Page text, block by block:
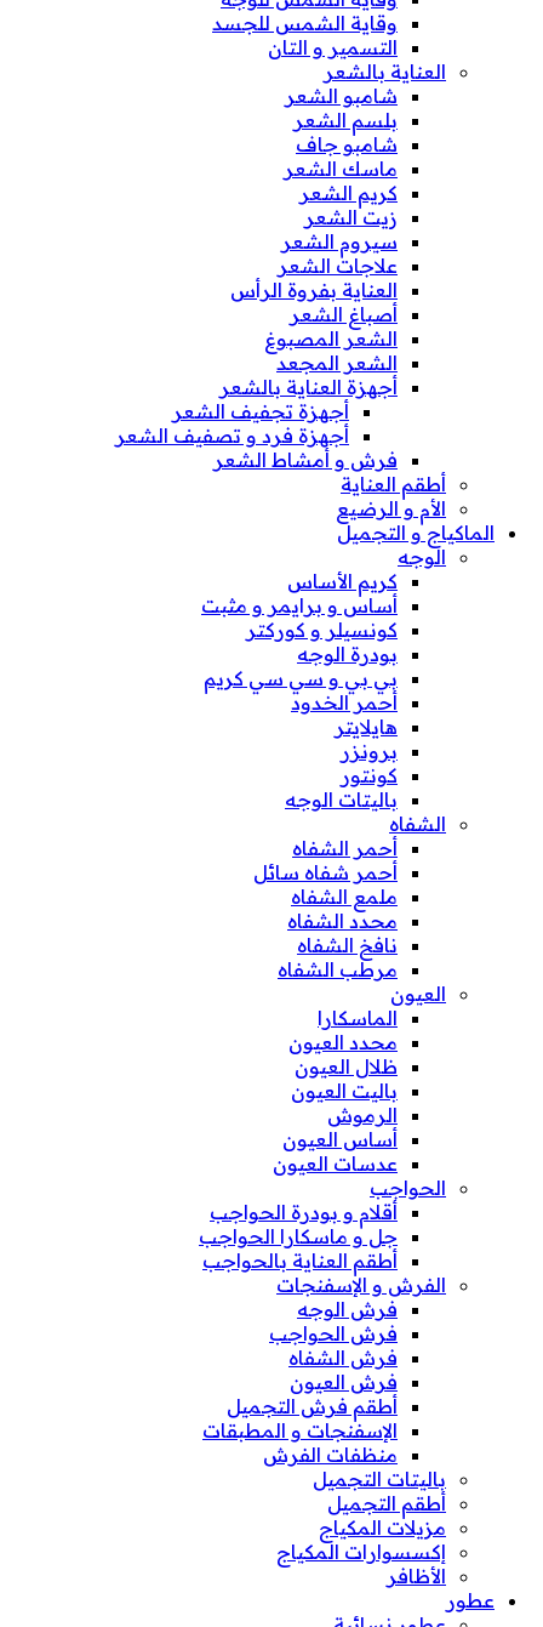
وقاية الشمس للجسد
التسمير و التان
العناية بالشعر
شامبو الشعر
بلسم الشعر
شامبو جاف
ماسك الشعر
كريم الشعر
زيت الشعر
سيروم الشعر
علاجات الشعر
العناية بفروة الرأس
أصباغ الشعر
الشعر المصبوغ
الشعر المجعد
أجهزة العناية بالشعر
أجهزة تجفيف الشعر
أجهزة فرد و تصفيف الشعر
فرش و أمشاط الشعر
أطقم العناية
الأم و الرضيع
الماكياج و التجميل
الوجه
كريم الأساس
أساس و برايمر و مثبت
كونسيلر و كوركتر
بودرة الوجه
بي بي و سي سي كريم
أحمر الخدود
هايلايتر
برونزر
كونتور
باليتات الوجه
الشفاه
أحمر الشفاه
أحمر شفاه سائل
ملمع الشفاه
محدد الشفاه
نافخ الشفاه
مرطب الشفاه
العيون
الماسكارا
محدد العيون
ظلال العيون
باليت العيون
الرموش
أساس العيون
عدسات العيون
الحواجب
أقلام و بودرة الحواجب
جل و ماسكارا الحواجب
أطقم العناية بالحواجب
الفرش و الإسفنجات
فرش الوجه
فرش الحواجب
فرش الشفاه
فرش العيون
أطقم فرش التجميل
الإسفنجات و المطبقات
منظفات الفرش
باليتات التجميل
أطقم التجميل
مزيلات المكياج
إكسسوارات المكياج
الأظافر
عطور